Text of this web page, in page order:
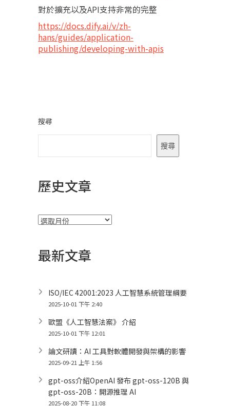
對於擴充以及API支持非常的完整
https://docs.dify.ai/v/zh-
hans/guides/application-
publishing/developing-with-apis
搜尋
搜尋
歷史文章
彙
最新文章
ISO/IEC 42001:2023 人工智慧系統管理綱要
2025-10-01 下午 2:40
歐盟《人工智慧法案》 介紹
2025-10-01 下午 12:01
論文研讀：AI 工具對軟體開發與架構的影響
2025-09-21 上午 1:56
gpt-oss介紹OpenAI 發布 gpt-oss-120B 與
gpt-oss-20B：開源推理 AI
2025-08-20 下午 11:08